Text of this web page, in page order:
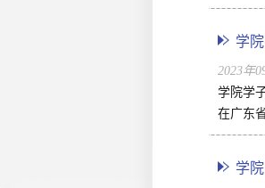
学
2023年
学院学
在广东
学